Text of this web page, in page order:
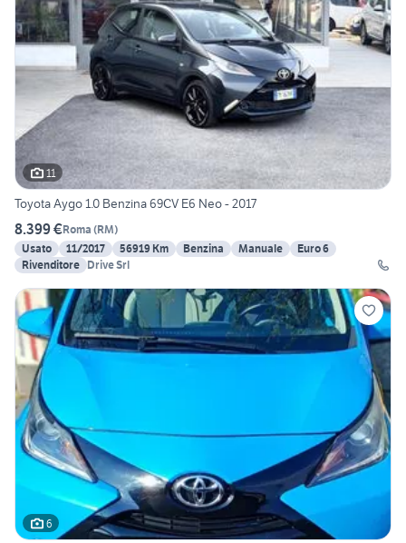
11
Toyota Aygo 1.0 Benzina 69CV E6 Neo - 2017
8.399 €Roma (RM)
Usato
11/2017 56919 Km Benzina Manuale
Euro 6
Rivenditore Drive Srl
6